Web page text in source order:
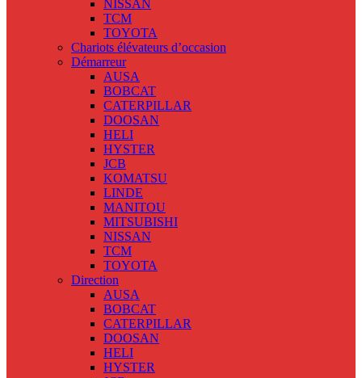
NISSAN
TCM
TOYOTA
Chariots élévateurs d’occasion
Démarreur
AUSA
BOBCAT
CATERPILLAR
DOOSAN
HELI
HYSTER
JCB
KOMATSU
LINDE
MANITOU
MITSUBISHI
NISSAN
TCM
TOYOTA
Direction
AUSA
BOBCAT
CATERPILLAR
DOOSAN
HELI
HYSTER